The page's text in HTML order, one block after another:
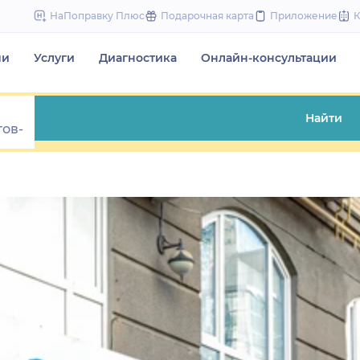
to
НаПоправку Плюс Подарочная карта Приложение
Услуги Диагностика Онлайн-консультации
Найти